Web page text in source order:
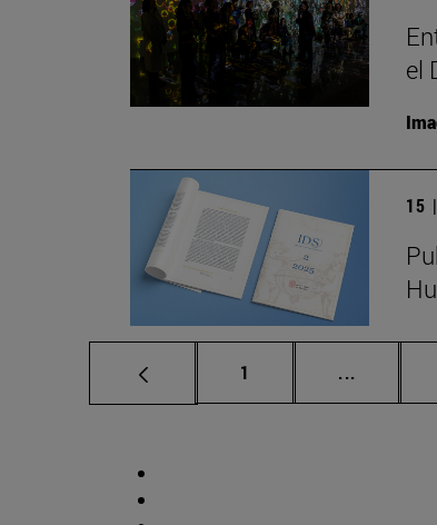
el
15
Página
1 ... Páginas